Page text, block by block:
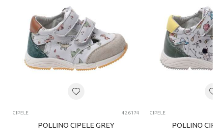
CIPELE 426174
POLLINO CIPELE GREY
CIPELE
POLLINO